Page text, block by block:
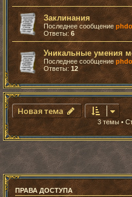
Заклинания
Последнее сообщение
Ответы: 6
Уникальные умения
Последнее сообщение
Ответы: 12
Новая тема
3 темы •
ПРАВА ДОСТУПА